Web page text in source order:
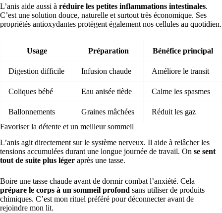
L’anis aide aussi à réduire les petites inflammations intestinales.
C’est une solution douce, naturelle et surtout très économique. Ses
propriétés antioxydantes protègent également nos cellules au quotidien.
Usage Préparation Bénéfice principal
Digestion difficile Infusion chaude Améliore le transit
Coliques bébé Eau anisée tiède Calme les spasmes
Ballonnements Graines mâchées
Réduit les gaz
Favoriser la détente et un meilleur sommeil
L’anis agit directement sur le système nerveux. Il aide à relâcher les
tensions accumulées durant une longue journée de travail. On se sent
tout de suite plus léger après une tasse.
Boire une tasse chaude avant de dormir combat l’anxiété. Cela
prépare le corps à un sommeil profond sans utiliser de produits
chimiques. C’est mon rituel préféré pour déconnecter avant de
rejoindre mon lit.